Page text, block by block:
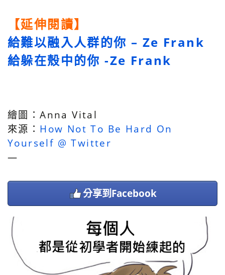
【延伸閱讀】
給難以融入人群的你 – Ze Frank
給躲在殼中的你 -Ze Frank
繪圖：Anna Vital
來源： How Not To Be Hard On
Yourself @ Twitter
—
分享到Facebook